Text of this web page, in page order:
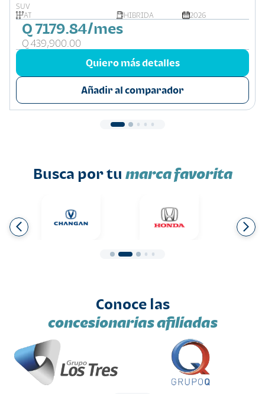
SUV
AT
HIBRIDA 2026
Q 7179.84/mes
Q 439,900.00
Quiero más detalles
Añadir al comparador
Busca por tu marca favorita
Conoce las
concesionarias afiliadas